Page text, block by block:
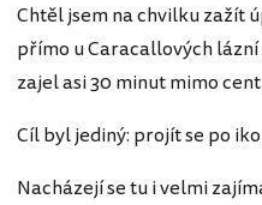
Chtěl jsem na chvilku zažít
přímo u Caracallových lázní
zajel asi 30 minut mimo
Cíl byl jediný: projít se po
Nacházejí se tu i velmi